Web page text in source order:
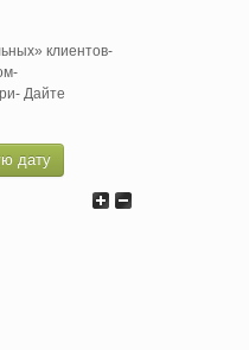
клиентов-
Дайте
дату